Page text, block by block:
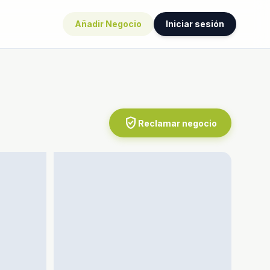
Añadir Negocio Iniciar sesión
verified_user Reclamar negocio